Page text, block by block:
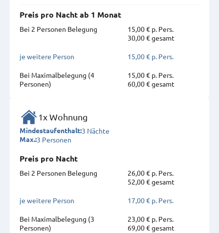
Preis pro Nacht ab 1 Monat
Bei 2 Personen Belegung
15,00 € p. Pers.
30,00 € gesamt
je weitere Person 15,00 € p. Pers.
Bei Maximal­belegung (4
Personen)
15,00 € p. Pers.
60,00 € gesamt
1x Wohnung
Mindestaufenthalt:3 Nächte
Max.:3 Personen
Preis pro Nacht
Bei 2 Personen Belegung
26,00 € p. Pers.
52,00 € gesamt
je weitere Person 17,00 € p. Pers.
Bei Maximal­belegung (3
Personen)
23,00 € p. Pers.
69,00 € gesamt